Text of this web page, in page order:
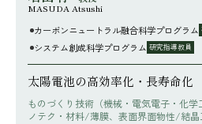
MASUDA Atsushi
カーボンニュートラル融合科学プログラム
システム創成科学プログラム 研究指導教員
太陽電池の高効率化・長寿命化
ものづくり技術（機械・電気電子・化
ノテク・材料/薄膜、表面界面物性/結